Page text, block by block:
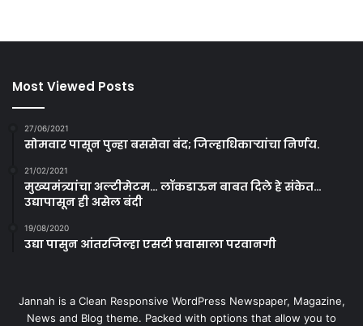
Most Viewed Posts
27/06/2021
सोमवार पासून पुन्हा बससेवा बंद; जिल्हाधिकाऱ्यांचा निर्णय.
21/02/2021
मुख्यमंत्र्यांचा अल्टीमेटम… लॉकडाऊन बाबत दिले हे संकेत…
उद्यापासून ही असेल बंदी
19/08/2020
उद्या पासुन आंतरजिल्हा एसटी प्रवासाला परवानगी
Jannah is a Clean Responsive WordPress Newspaper, Magazine,
News and Blog theme. Packed with options that allow you to